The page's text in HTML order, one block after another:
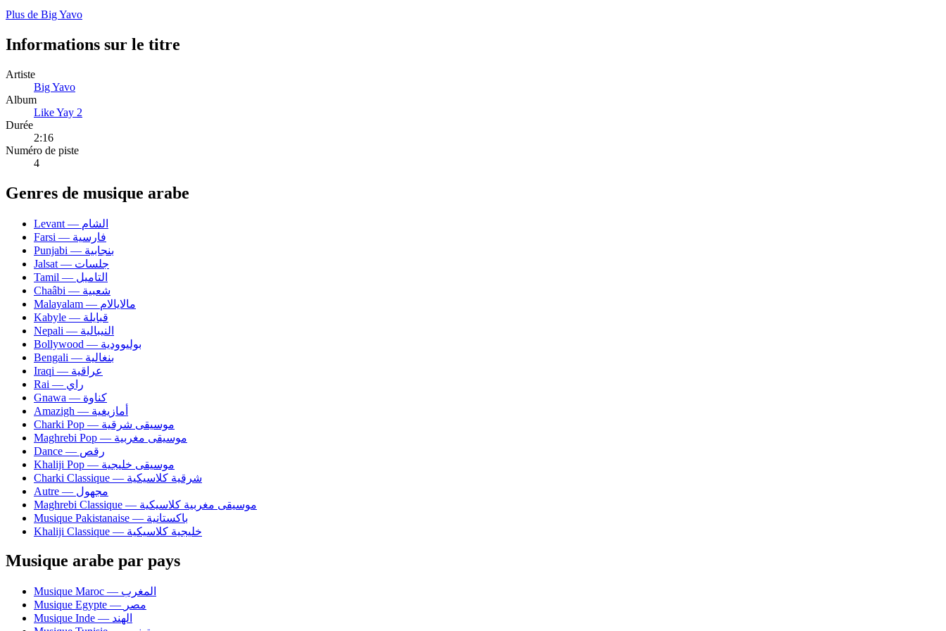
Plus de Big Yavo
Informations sur le titre
Artiste
Big Yavo
Album
Like Yay 2
Durée
2:16
Numéro de piste
4
Genres de musique arabe
Levant — الشام
Farsi — فارسية
Punjabi — بنجابية
Jalsat — جلسات
Tamil — التاميل
Chaâbi — شعبية
Malayalam — مالايالام
Kabyle — قبايلة
Nepali — النيبالية
Bollywood — بوليوودية
Bengali — بنغالية
Iraqi — عراقية
Rai — راي
Gnawa — كناوة
Amazigh — أمازيغية
Charki Pop — موسيقى شرقية
Maghrebi Pop — موسيقى مغربية
Dance — رقص
Khaliji Pop — موسيقى خليجية
Charki Classique — شرقية كلاسيكية
Autre — مجهول
Maghrebi Classique — موسيقى مغربية كلاسيكية
Musique Pakistanaise — باكستانية
Khaliji Classique — خليجية كلاسيكية
Musique arabe par pays
Musique Maroc — المغرب
Musique Egypte — مصر
Musique Inde — الهند